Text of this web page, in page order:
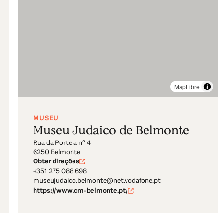
MUSEU
Museu Judaico de Belmonte
Rua da Portela nº 4
6250 Belmonte
Obter direções
+351 275 088 698
museujudaico.belmonte@net.vodafone.pt
https://www.cm-belmonte.pt/
MapLibre